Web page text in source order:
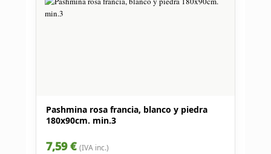
Pashmina rosa francia, blanco y piedra
180x90cm. min.3
7,59 € (IVA inc.)